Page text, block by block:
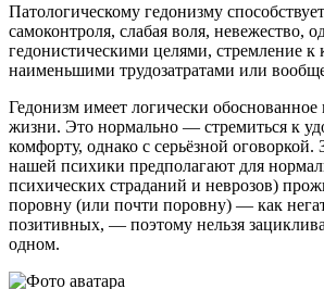
Патологическому гедонизму
самоконтроля, слабая воля, невежество,
гедонистическими целями, стремление
наименьшими трудозатратами или
Гедонизм имеет логически
жизни. Это нормально — стремиться к
комфорту, однако с серьёзной
нашей психики предполагают для
психических страданий и неврозов)
поровну (или почти поровну) — как
позитивных, — поэтому нельзя
одном.